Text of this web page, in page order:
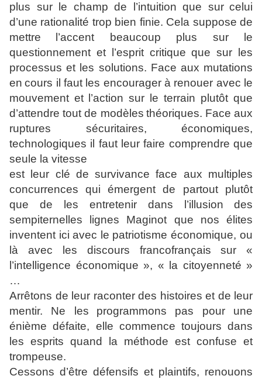
plus sur le champ de l’intuition que sur celui
d’une rationalité trop bien finie. Cela suppose de
mettre
l’accent beaucoup plus sur le
questionnement et l’esprit critique que sur les
processus et les solutions. Face aux mutations
en cours il faut les encourager à renouer avec le
mouvement et
l’action sur le terrain plutôt que
d’attendre tout de modèles théoriques. Face aux
ruptures sécuritaires, économiques,
technologiques il faut leur faire comprendre que
seule la vitesse
est leur clé de survivance face aux multiples
concurrences qui
émergent de partout plutôt
que de les entretenir dans l’illusion
des
sempiternelles lignes Maginot que nos élites
inventent ici avec le patriotisme économique, ou
là avec les discours francofrançais
sur «
l’intelligence économique », « la citoyenneté »
…
Arrêtons de leur raconter des histoires et de leur
mentir. Ne les
programmons pas pour une
énième défaite, elle commence toujours dans
les esprits quand la méthode est confuse et
trompeuse.
Cessons d’être défensifs et plaintifs, renouons